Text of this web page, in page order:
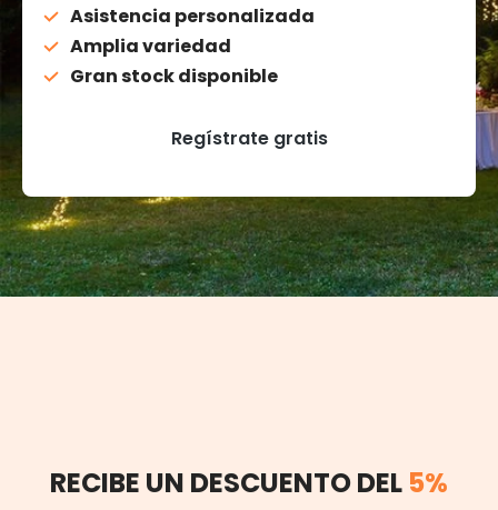
Asistencia personalizada
Amplia variedad
Gran stock disponible
Regístrate gratis
RECIBE UN DESCUENTO DEL 5%